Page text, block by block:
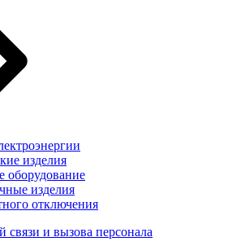
изделия
оборудование
изделия
отключения
связи и вызова персонала